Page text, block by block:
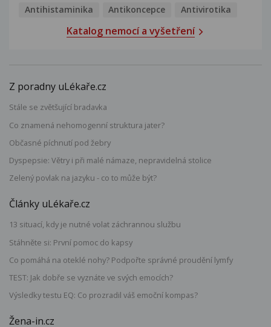
Antihistaminika
Antikoncepce Antivirotika
Katalog nemocí a vyšetření
Z poradny uLékaře.cz
Stále se zvětšující bradavka
Co znamená nehomogenní struktura jater?
Občasné píchnutí pod žebry
Dyspepsie: Větry i při malé námaze, nepravidelná stolice
Zelený povlak na jazyku - co to může být?
Články uLékaře.cz
13 situací, kdy je nutné volat záchrannou službu
Stáhněte si: První pomoc do kapsy
Co pomáhá na oteklé nohy? Podpořte správné proudění lymfy
TEST: Jak dobře se vyznáte ve svých emocích?
Výsledky testu EQ: Co prozradil váš emoční kompas?
Žena-in.cz